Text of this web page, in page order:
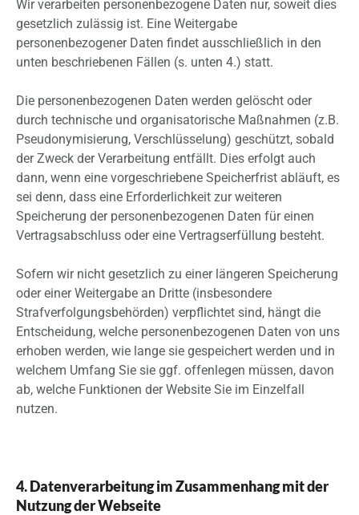
Wir verarbeiten personenbezogene Daten nur, soweit dies
gesetzlich zulässig ist. Eine Weitergabe
personenbezogener Daten findet ausschließlich in den
unten beschriebenen Fällen (s. unten 4.) statt.
Die personenbezogenen Daten werden gelöscht oder
durch technische und organisatorische Maßnahmen (z.B.
Pseudonymisierung, Verschlüsselung) geschützt, sobald
der Zweck der Verarbeitung entfällt. Dies erfolgt auch
dann, wenn eine vorgeschriebene Speicherfrist abläuft, es
sei denn, dass eine Erforderlichkeit zur weiteren
Speicherung der personenbezogenen Daten für einen
Vertragsabschluss oder eine Vertragserfüllung besteht.
Sofern wir nicht gesetzlich zu einer längeren Speicherung
oder einer Weitergabe an Dritte (insbesondere
Strafverfolgungsbehörden) verpflichtet sind, hängt die
Entscheidung, welche personenbezogenen Daten von uns
erhoben werden, wie lange sie gespeichert werden und in
welchem Umfang Sie sie ggf. offenlegen müssen, davon
ab, welche Funktionen der Website Sie im Einzelfall
nutzen.
4. Datenverarbeitung im Zusammenhang mit der
Nutzung der Webseite